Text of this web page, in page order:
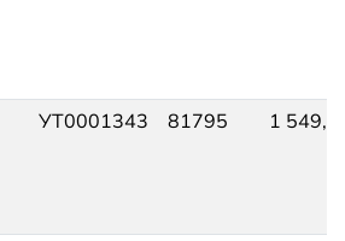
УТ0001343 81795 1